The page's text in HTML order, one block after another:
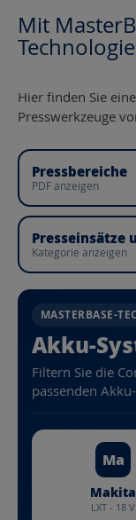
Mit
Technologie
Hier finden Sie
Presswerkzeuge
Pressbereiche
PDF anzeigen
Presseinsätze
Kategorie anzeigen
MASTERBASE-
Akku-
Filtern Sie die
passenden
Ma
Makita
LXT - 18 V